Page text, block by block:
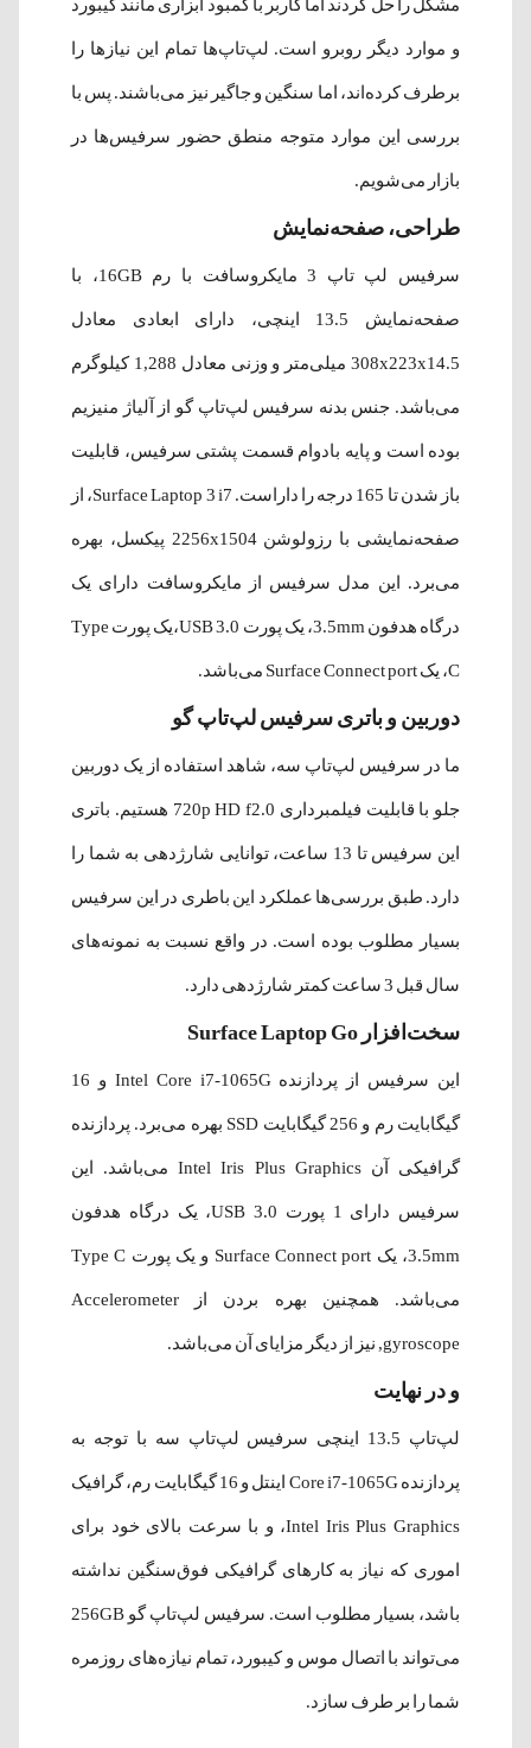
مشکل را حل کردند اما کاربر با کمبود ابزاری مانند کیبورد
و موارد دیگر روبرو است. لپ‌تاپ‌ها تمام این نیاز‌ها را
برطرف کرده‌اند، اما سنگین و جاگیر نیز می‌باشند. پس با
بررسی این موارد متوجه منطق حضور سرفیس‌ها در
بازار می‌شویم.
طراحی، صفحه‌نمایش
سرفیس لپ تاپ 3 مایکروسافت با رم 16GB، با
صفحه‌نمایش 13.5 اینچی ، دارای ابعادی معادل
308x223x14.5 میلی‌متر و وزنی معادل 1,288 کیلوگرم
می‌باشد. جنس بدنه سرفیس لپ‌تاپ گو از آلیاژ منیزیم
بوده است و پایه بادوام قسمت پشتی سرفیس، قابلیت
باز شدن تا 165 درجه را داراست. Surface Laptop 3 i7، از
صفحه‌نمایشی با رزولوشن 2256x1504 پیکسل، بهره
می‌برد. این مدل سرفیس از مایکروسافت دارای یک
درگاه هدفون 3.5mm، یک پورت USB 3.0،یک پورت Type
C، یک Surface Connect port می‌باشد.
دوربین و باتری سرفیس لپ‌تاپ گو
ما در سرفیس لپ‌تاپ سه، شاهد استفاده از یک دوربین
جلو با قابلیت فیلمبرداری 720p HD f2.0 هستیم. باتری
این سرفیس تا 13 ساعت، توانایی شارژدهی به شما را
دارد. طبق بررسی‌ها عملکرد این باطری در این سرفیس
بسیار مطلوب بوده است. در واقع نسبت به نمونه‌های
سال قبل 3 ساعت کمتر شارژدهی دارد.
سخت‌افزار Surface Laptop Go
این سرفیس از پردازنده Intel Core i7-1065G و 16
گیگابایت رم و 256 گیگابایت SSD بهره می‌برد. پردازنده
گرافیکی آنIntel Iris Plus Graphicsمی‌باشد. این
سرفیس دارای 1 پورت USB 3.0، یک درگاه هدفون
3.5mm، یک Surface Connect port و یک پورت Type C
می‌باشد. همچنین بهره بردن از Accelerometer
,gyroscope نیز از دیگر مزایای آن می‌باشد.
و در نهایت
لپ‌تاپ 13.5 اینچی سرفیس لپ‌تاپ سه با توجه به
پردازندهCore i7
-1065G اینتل و 16 گیگابایت رم، گرافیک
Intel Iris Plus Graphics، و با سرعت بالای خود برای
اموری که نیاز به کارهای گرافیکی فوق‌سنگین نداشته
باشد، بسیار مطلوب است. سرفیس لپ‌تاپ گو 256GB
می‌تواند با اتصال موس و کیبورد، تمام نیازه‌های روزمره
شما را بر طرف سازد.